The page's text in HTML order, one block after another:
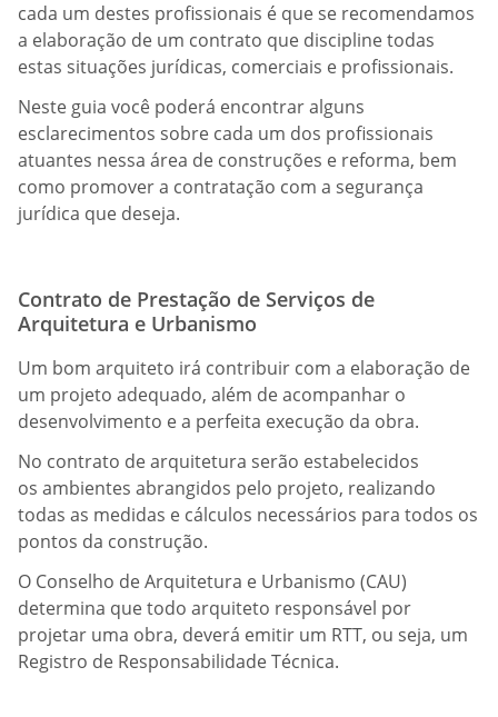
cada um destes profissionais é que se recomendamos
a elaboração de um contrato que discipline todas
estas situações jurídicas, comerciais e profissionais.
Neste guia você poderá encontrar alguns
esclarecimentos sobre cada um dos profissionais
atuantes nessa área de construções e reforma, bem
como promover a contratação com a segurança
jurídica que deseja.
Contrato de Prestação de Serviços de
Arquitetura e Urbanismo
Um bom arquiteto irá contribuir com a elaboração de
um projeto adequado, além de acompanhar o
desenvolvimento e a perfeita execução da obra.
No contrato de arquitetura serão estabelecidos
os ambientes abrangidos pelo projeto, realizando
todas as medidas e cálculos necessários para todos os
pontos da construção.
O Conselho de Arquitetura e Urbanismo (CAU)
determina que todo arquiteto responsável por
projetar uma obra, deverá emitir um RTT, ou seja, um
Registro de Responsabilidade Técnica.